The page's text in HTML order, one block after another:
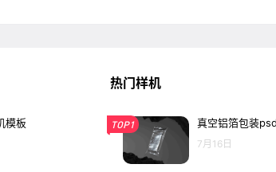
模板
热门样机
TOP1 真空铝箔包装
7月16日